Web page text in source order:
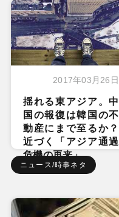
2017年03月26日
揺れる東アジア。中
国の報復は韓国の不
動産にまで至るか？
近づく「アジア通過
危機の再来」
ニュース/時事ネタ